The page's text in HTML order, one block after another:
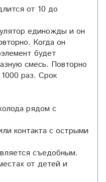
от 10 до
единожды и он
Когда он
будет
смесь. Повторно
раз. Срок
рядом с
контакта с острыми
съедобным.
от детей и